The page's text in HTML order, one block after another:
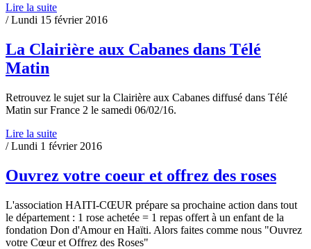
Lire la suite
/ Lundi 15 février 2016
La Clairière aux Cabanes dans Télé
Matin
Retrouvez le sujet sur la Clairière aux Cabanes diffusé dans Télé
Matin sur France 2 le samedi 06/02/16.
Lire la suite
/ Lundi 1 février 2016
Ouvrez votre coeur et offrez des roses
L'association HAITI-CŒUR prépare sa prochaine action dans tout
le département : 1 rose achetée = 1 repas offert à un enfant de la
fondation Don d'Amour en Haïti. Alors faites comme nous "Ouvrez
votre Cœur et Offrez des Roses"